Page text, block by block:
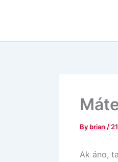
By brian /
Ak áno,